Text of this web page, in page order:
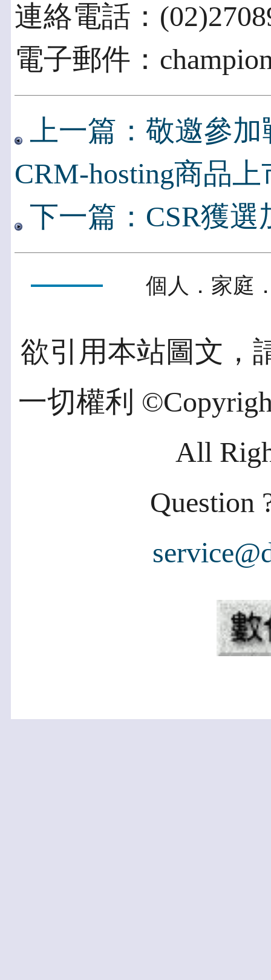
連絡電話：
電子郵件：
上一篇：敬邀參
CRM-hosting商品
下一篇：CSR獲
個人．家庭
欲引用本站圖文，
一切權利
All
Question